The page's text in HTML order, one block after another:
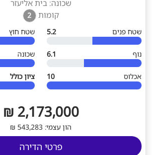
שכונה: בית אליעזר
קומות
2
שטח פנים
5.2 שטח חוץ
נוף 6.1 שכונה
אכלוס 10 ציון כולל
2,173,000 ₪
הון עצמי: 543,283 ₪
פרטי הדירה